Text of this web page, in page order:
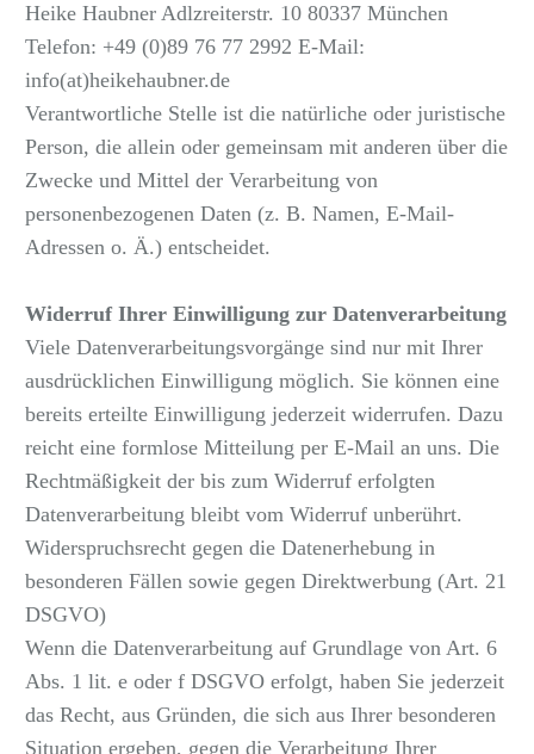
Heike Haubner Adlzreiterstr. 10 80337 München
Telefon: +49 (0)89 76 77 2992 E-Mail:
info(at)heikehaubner.de
Verantwortliche Stelle ist die natürliche oder juristische
Person, die allein oder gemeinsam mit anderen über die
Zwecke und Mittel der Verarbeitung von
personenbezogenen Daten (z. B. Namen, E-Mail-
Adressen o. Ä.) entscheidet.
Widerruf Ihrer Einwilligung zur Datenverarbeitung
Viele Datenverarbeitungsvorgänge sind nur mit Ihrer
ausdrücklichen Einwilligung möglich. Sie können eine
bereits erteilte Einwilligung jederzeit widerrufen. Dazu
reicht eine formlose Mitteilung per E-Mail an uns. Die
Rechtmäßigkeit der bis zum Widerruf erfolgten
Datenverarbeitung bleibt vom Widerruf unberührt.
Widerspruchsrecht gegen die Datenerhebung in
besonderen Fällen sowie gegen Direktwerbung (Art. 21
DSGVO)
Wenn die Datenverarbeitung auf Grundlage von Art. 6
Abs. 1 lit. e oder f DSGVO erfolgt, haben Sie jederzeit
das Recht, aus Gründen, die sich aus Ihrer besonderen
Situation ergeben, gegen die Verarbeitung Ihrer